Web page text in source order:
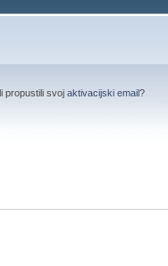
li propustili svojaktivacijski email?